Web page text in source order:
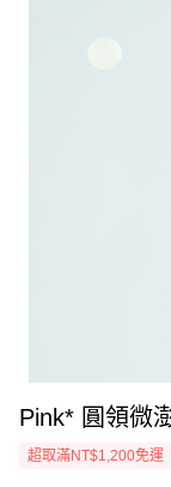
Pink* 圓領微
超取滿NT$1,200免運